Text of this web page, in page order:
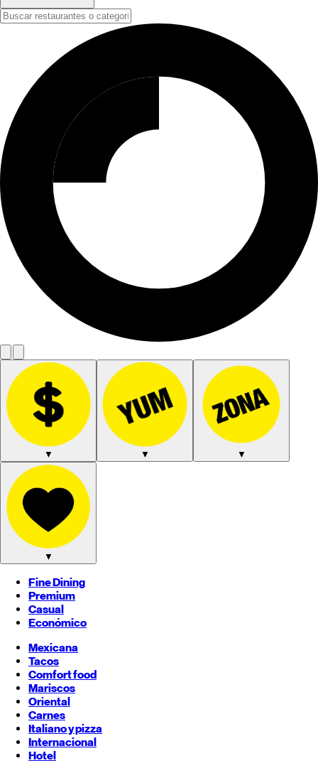
▼ ▼ ▼
▼
Fine Dining
Premium
Casual
Económico
Mexicana
Tacos
Comfort food
Mariscos
Oriental
Carnes
Italiano y pizza
Internacional
Hotel